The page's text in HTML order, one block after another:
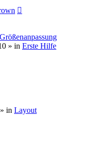
» in Erste Hilfe
» in Layout